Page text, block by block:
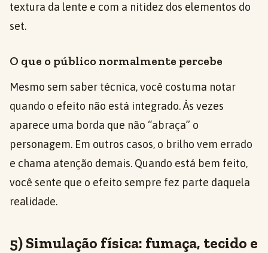
textura da lente e com a nitidez dos elementos do
set.
O que o público normalmente percebe
Mesmo sem saber técnica, você costuma notar
quando o efeito não está integrado. Às vezes
aparece uma borda que não “abraça” o
personagem. Em outros casos, o brilho vem errado
e chama atenção demais. Quando está bem feito,
você sente que o efeito sempre fez parte daquela
realidade.
5) Simulação física: fumaça, tecido e